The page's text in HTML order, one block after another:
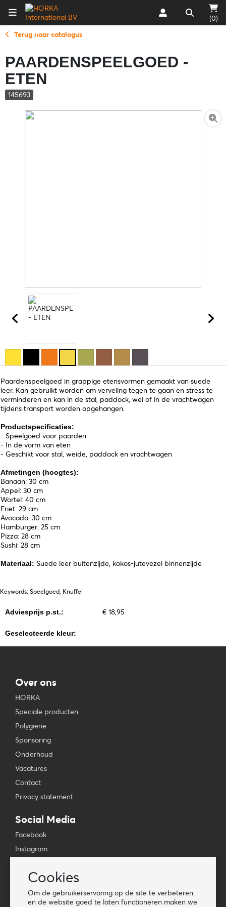
Cookies
Om de gebruikerservaring op de site te verbeteren
en de website goed te laten functioneren maken we
(0)
Terug naar catalogus
PAARDENSPEELGOED -
ETEN
145693
Paardenspeelgoed in grappige etensvormen gemaakt van suede
leer. Kan gebruikt worden om verveling tegen te gaan en stress te
verminderen en kan in de stal, paddock, wei of in de vrachtwagen
tijdens transport worden opgehangen.
Productspecificaties:
- Speelgoed voor paarden
- In de vorm van eten
- Geschikt voor stal, weide, paddock en vrachtwagen
Afmetingen (hoogtes):
Banaan: 30 cm
Appel: 30 cm
Wortel: 40 cm
Friet: 29 cm
Avocado: 30 cm
Hamburger: 25 cm
Pizza: 28 cm
Sushi: 28 cm
Materiaal: Suede leer buitenzijde, kokos-jutevezel binnenzijde
Keywords: Speelgoed, Knuffel
Adviesprijs p.st.: € 18,95
Geselecteerde kleur:
Over ons
HORKA
Speciale producten
Polygiene
Sponsoring
Onderhoud
Vacatures
Contact
Privacy statement
Social Media
Facebook
Instagram
TikTok
Tools